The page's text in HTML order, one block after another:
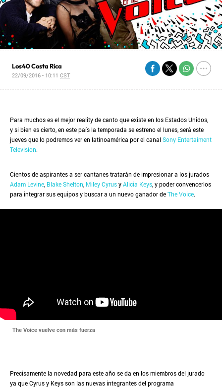
Los40 Costa Rica
22/09/2016 - 10:11CST
Para muchos es el mejor reality de canto que existe en los Estados Unidos,
y si bien es cierto, en este país la temporada se estreno el lunes, será este
jueves que lo podremos ver en latinoamérica por el canalSony Entertaiment
Television.
Cientos de aspirantes a ser cantanes tratarán de impresionar a los jurados
Adam Levine Blake Shelton Miley CyrusyAlicia Keys , y poder convencerlos
para integrar sus equipos y buscar a un nuevo ganador deThe Voice.
The Voice vuelve con más fuerza
Precisamente la novedad para este año se da en los miembros del jurado
ya que Cyrus y Keys son las nuevas integrantes del programa